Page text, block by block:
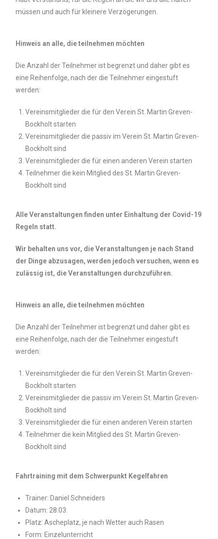
müssen und auch für kleinere Verzögerungen.
Hinweis an alle, die teilnehmen möchten
Die Anzahl der Teilnehmer ist begrenzt und daher gibt es
eine Reihenfolge, nach der die Teilnehmer eingestuft
werden:
Vereinsmitglieder die für den Verein St. Martin Greven-
Bockholt starten
Vereinsmitglieder die passiv im Verein St. Martin Greven-
Bockholt sind
Vereinsmitglieder die für einen anderen Verein starten
Teilnehmer die kein Mitglied des St. Martin Greven-
Bockholt sind
Alle Veranstaltungen finden unter Einhaltung der Covid-19
Regeln statt.
Wir behalten uns vor, die Veranstaltungen je nach Stand
der Dinge abzusagen, werden jedoch versuchen, wenn es
zulässig ist, die Veranstaltungen durchzuführen.
Hinweis an alle, die teilnehmen möchten
Die Anzahl der Teilnehmer ist begrenzt und daher gibt es
eine Reihenfolge, nach der die Teilnehmer eingestuft
werden:
Vereinsmitglieder die für den Verein St. Martin Greven-
Bockholt starten
Vereinsmitglieder die passiv im Verein St. Martin Greven-
Bockholt sind
Vereinsmitglieder die für einen anderen Verein starten
Teilnehmer die kein Mitglied des St. Martin Greven-
Bockholt sind
Fahrtraining mit dem Schwerpunkt Kegelfahren
Trainer: Daniel Schneiders
Datum: 28.03.
Platz: Ascheplatz, je nach Wetter auch Rasen
Form: Einzelunterricht